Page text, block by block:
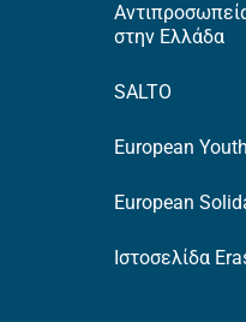
στην Ελλάδα
SALTO
European
European
Ιστοσελίδα